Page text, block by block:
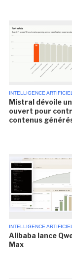
INTELLIGENCE
Mistral dévoile
ouvert pour
contenus
INTELLIGENCE
Alibaba lance
Max